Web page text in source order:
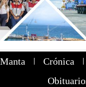
Manta Crónica